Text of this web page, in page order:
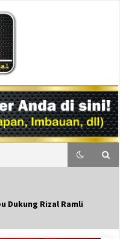
Dukung Rizal Ramli